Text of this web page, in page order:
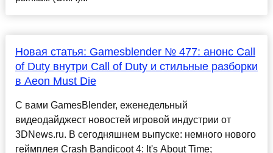
Новая статья: Gamesblender № 477: анонс Call
of Duty внутри Call of Duty и стильные разборки
в Aeon Must Die
С вами GamesBlender, еженедельный
видеодайджест новостей игровой индустрии от
3DNews.ru. В сегодняшнем выпуске: немного нового
геймплея Crash Bandicoot 4: It's About Time;